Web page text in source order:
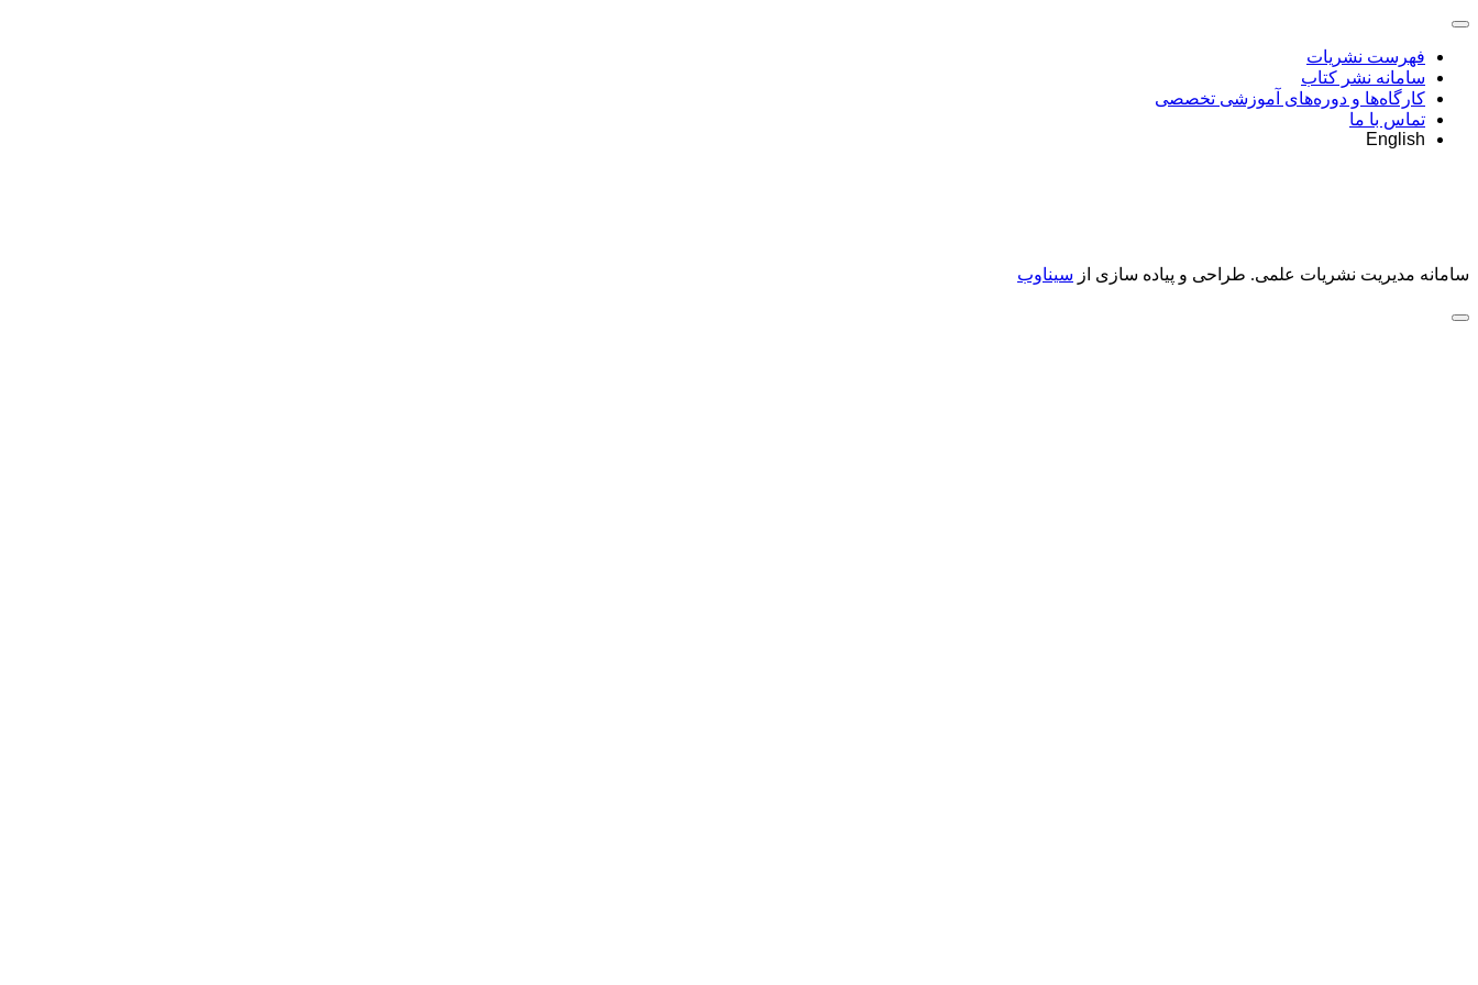
فهرست نشریات
سامانه نشر کتاب
کارگاه‌ها و دوره‌های آموزشی تخصصی
تماس با ما
English
سامانه مدیریت نشریات علمی. طراحی و پیاده سازی از سیناوب